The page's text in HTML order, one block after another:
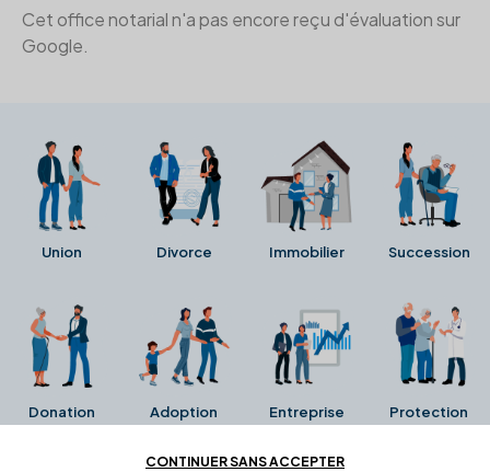
Cet office notarial n'a pas encore reçu d'évaluation sur
Google.
Union Divorce Immobilier Succession
Donation Adoption Entreprise Protection
CONTINUER SANS ACCEPTER